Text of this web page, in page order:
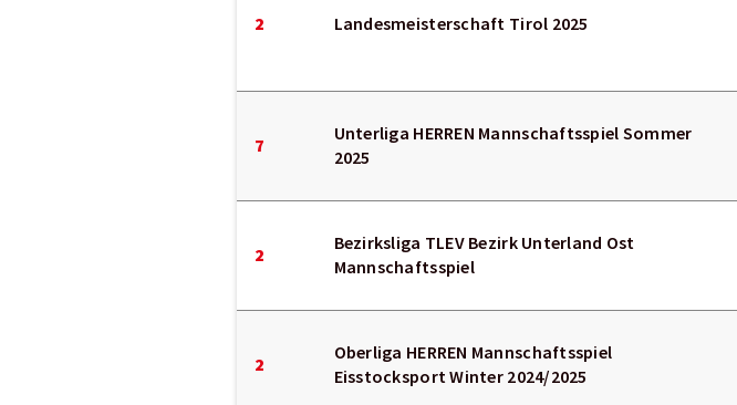
2 Landesmeisterschaft Tirol 2025
7
Unterliga HERREN Mannschaftsspiel Sommer
2025
2
Bezirksliga TLEV Bezirk Unterland Ost
Mannschaftsspiel
2
Oberliga HERREN Mannschaftsspiel
Eisstocksport Winter 2024/2025